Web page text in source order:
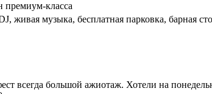
премиум-класса
живая музыка, бесплатная парковка, барная
всегда большой ажиотаж. Хотели на